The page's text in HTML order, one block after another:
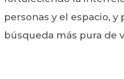
personas y el espacio, y
búsqueda más pura de